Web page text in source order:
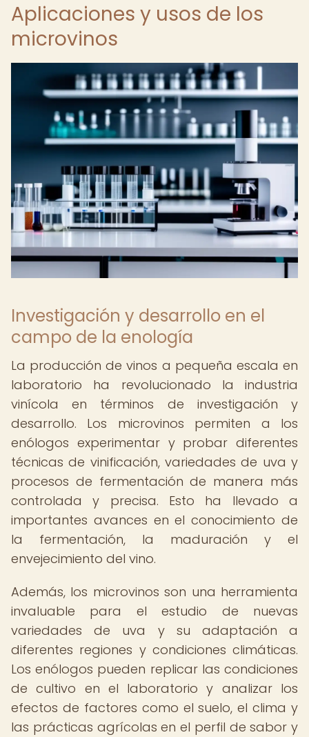
Aplicaciones y usos de los
microvinos
Investigación y desarrollo en el
campo de la enología
La producción de vinos a pequeña escala en
laboratorio ha revolucionado la industria
vinícola en términos de investigación y
desarrollo. Los microvinos permiten a los
enólogos experimentar y probar diferentes
técnicas de vinificación, variedades de uva y
procesos de fermentación de manera más
controlada y precisa. Esto ha llevado a
importantes avances en el conocimiento de
la fermentación, la maduración y el
envejecimiento del vino.
Además, los microvinos son una herramienta
invaluable para el estudio de nuevas
variedades de uva y su adaptación a
diferentes regiones y condiciones climáticas.
Los enólogos pueden replicar las condiciones
de cultivo en el laboratorio y analizar los
efectos de factores como el suelo, el clima y
las prácticas agrícolas en el perfil de sabor y